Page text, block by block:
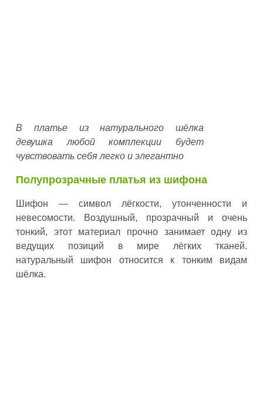
В платье из натурального шёлка
девушка любой комплекции будет
чувствовать себя легко и элегантно
Полупрозрачные платья из шифона
Шифон — символ лёгкости, утонченности и
невесомости. Воздушный, прозрачный и очень
тонкий, этот материал прочно занимает одну из
ведущих позиций в мире лёгких тканей.
натуральный шифон относится к тонким видам
шёлка.